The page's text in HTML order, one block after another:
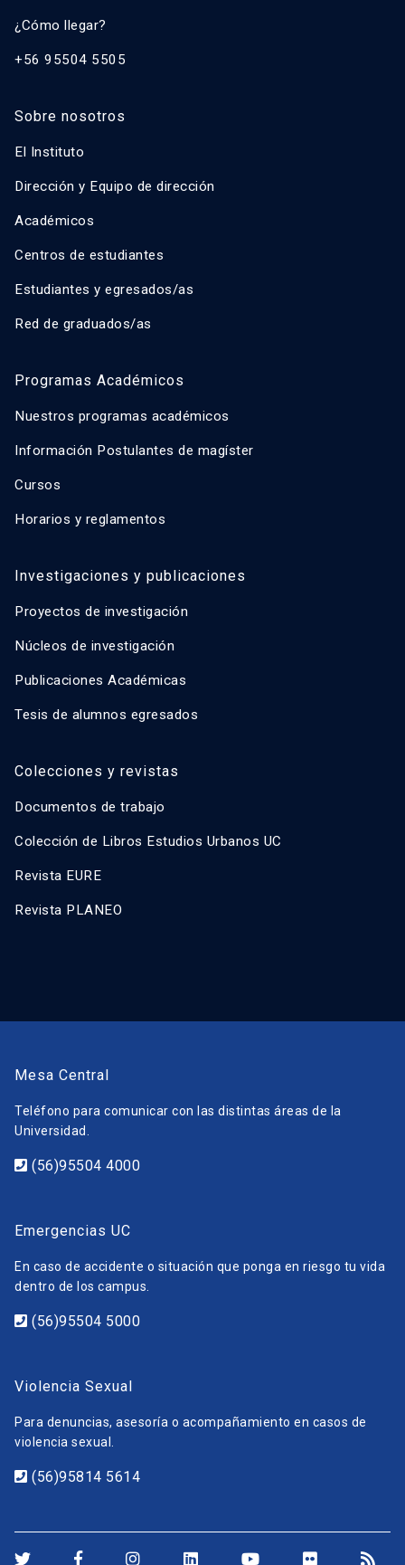
¿Cómo llegar?
+56 95504 5505
Sobre nosotros
El Instituto
Dirección y Equipo de dirección
Académicos
Centros de estudiantes
Estudiantes y egresados/as
Red de graduados/as
Programas Académicos
Nuestros programas académicos
Información Postulantes de magíster
Cursos
Horarios y reglamentos
Investigaciones y publicaciones
Proyectos de investigación
Núcleos de investigación
Publicaciones Académicas
Tesis de alumnos egresados
Colecciones y revistas
Documentos de trabajo
Colección de Libros Estudios Urbanos UC
Revista EURE
Revista PLANEO
Mesa Central
Teléfono para comunicar con las distintas áreas de la
Universidad.
(56)95504 4000
Emergencias UC
En caso de accidente o situación que ponga en riesgo tu vida
dentro de los campus.
(56)95504 5000
Violencia Sexual
Para denuncias, asesoría o acompañamiento en casos de
violencia sexual.
(56)95814 5614